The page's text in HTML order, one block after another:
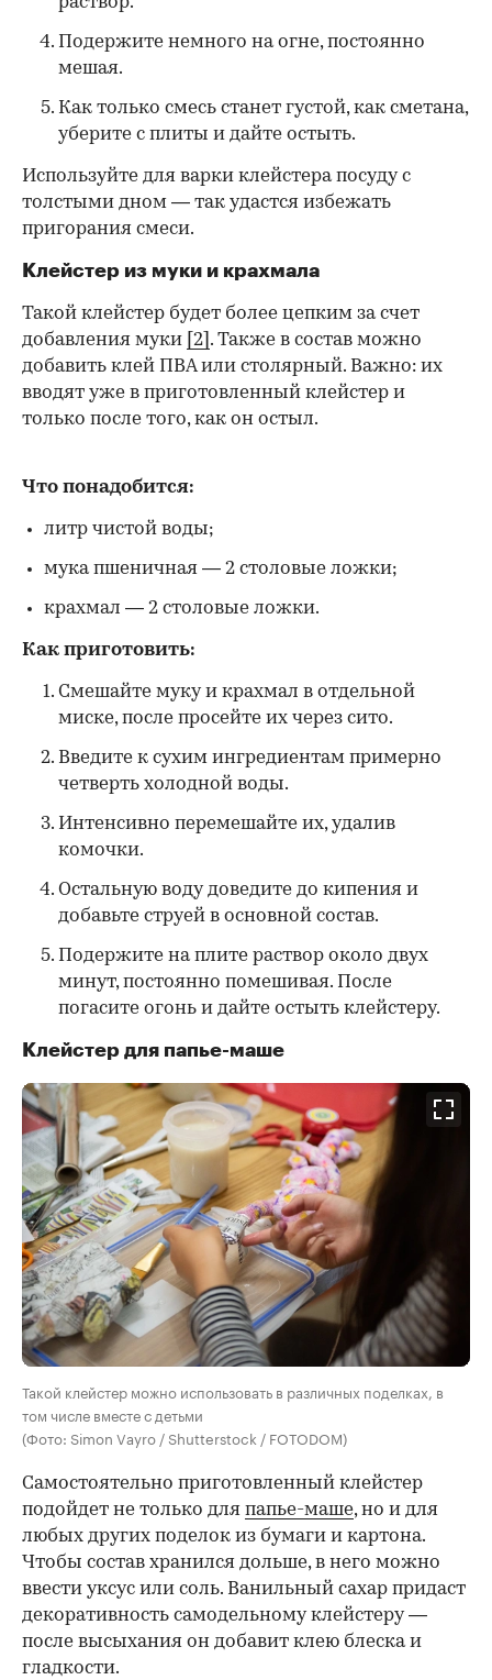
Подержите немного на огне, постоянно
мешая.
Как только смесь станет густой, как сметана,
уберите с плиты и дайте остыть.
Используйте для варки клейстера посуду с
толстыми дном — так удастся избежать
пригорания смеси.
Клейстер из муки и крахмала
Такой клейстер будет более цепким за счет
добавления муки [2] . Также в состав можно
добавить клей ПВА или столярный. Важно: их
вводят уже в приготовленный клейстер и
только после того, как он остыл.
Что понадобится:
литр чистой воды;
мука пшеничная — 2 столовые ложки;
крахмал — 2 столовые ложки.
Как приготовить:
Смешайте муку и крахмал в отдельной
миске, после просейте их через сито.
Введите к сухим ингредиентам примерно
четверть холодной воды.
Интенсивно перемешайте их, удалив
комочки.
Остальную воду доведите до кипения и
добавьте струей в основной состав.
Подержите на плите раствор около двух
минут, постоянно помешивая. После
погасите огонь и дайте остыть клейстеру.
Клейстер для папье-маше
Такой клейстер можно использовать в различных поделках, в
том числе вместе с детьми
(Фото: Simon Vayro / Shutterstock / FOTODOM)
Самостоятельно приготовленный клейстер
подойдет не только для папье-маше, но и для
любых других поделок из бумаги и картона.
Чтобы состав хранился дольше, в него можно
ввести уксус или соль. Ванильный сахар придаст
декоративность самодельному клейстеру —
после высыхания он добавит клею блеска и
гладкости.